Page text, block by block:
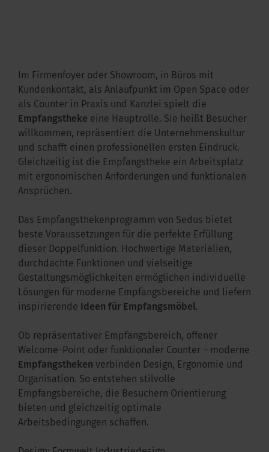
Im Firmenfoyer oder Showroom, in Büros mit
Kundenkontakt, als Anlaufpunkt im Open Space oder
als Counter in Praxis und Kanzlei spielt die
Empfangstheke eine Hauptrolle. Sie heißt Besucher
willkommen, repräsentiert die Unternehmenskultur
und schafft einen professionellen ersten Eindruck.
Gleichzeitig ist die Empfangstheke ein Arbeitsplatz
mit ergonomischen Anforderungen und funktionalen
Ansprüchen.
Das Empfangsthekenprogramm von Sedus bietet
beste Voraussetzungen für die perfekte Erfüllung
dieser Doppelfunktion. Hochwertige Materialien,
durchdachte Funktionen und vielseitige
Gestaltungsmöglichkeiten ermöglichen individuelle
Lösungen für moderne Empfangsbereiche und liefern
inspirierende
Ideen für Empfangsmöbel.
Ob repräsentativer Empfangsbereich, offener
Welcome-Point oder funktionaler Counter – moderne
Empfangstheken verbinden Design, Ergonomie und
Organisation. So entstehen stilvolle
Empfangsbereiche, die Besuchern Orientierung
bieten und gleichzeitig optimale
Arbeitsbedingungen schaffen.